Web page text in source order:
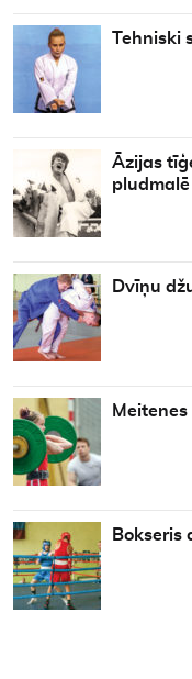
Tehniski
Āzijas
pludmalē
Dvīņu
Bokseris